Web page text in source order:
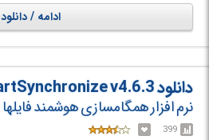
ادامه / دانلود
دانلود SmartSynchronize v4.6.3
نرم افزار همگام‎سازی هوشمند فایل‎ها
399